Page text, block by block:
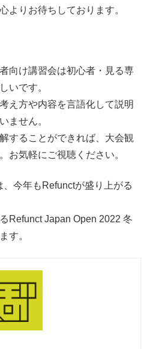
よりお待ちしております。
向け講習会は初心者・見る専
いです。
え方や内容を言語化して説明
ません。
することができれば、大会観
お気軽にご視聴ください。
今年もRefunctが盛り上がる
Refunct Japan Open 2022 冬
す。